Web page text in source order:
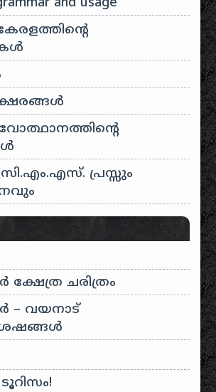
പ്രസ്സും
ക്ഷേത്ര ചരിത്രം
– വയനാട്